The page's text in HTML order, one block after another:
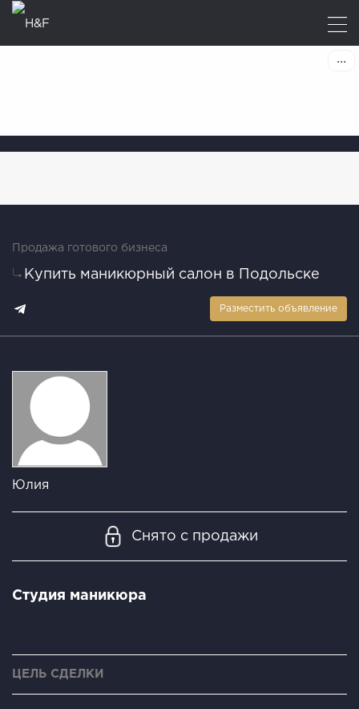
Продажа готового бизнеса
Купить маникюрный салон в Подольске
Разместить объявление
Юлия
Снято с продажи
Студия маникюра
ЦЕЛЬ СДЕЛКИ